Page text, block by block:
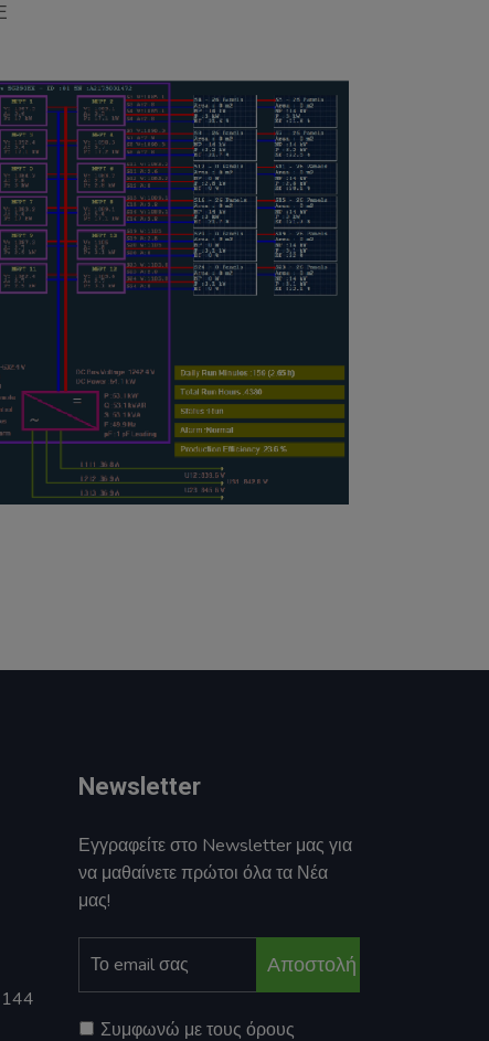
Newsletter
Εγγραφείτε στο Newsletter μας για
να μαθαίνετε πρώτοι όλα τα Νέα
μας!
Αποστολή
Συμφωνώ με τους όρους